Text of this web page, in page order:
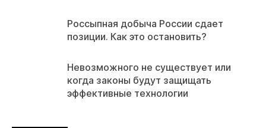
Россыпная добыча России сдает
позиции. Как это остановить?
Невозможного не существует или
когда законы будут защищать
эффективные технологии